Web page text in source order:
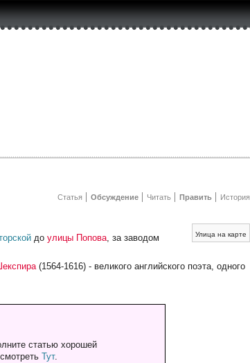
Статья Обсуждение Читать Править История
Улица на карте
доулицы Попова, за заводом
(1564-1616) - великого английского поэта, одного
статью хорошей
Тут.